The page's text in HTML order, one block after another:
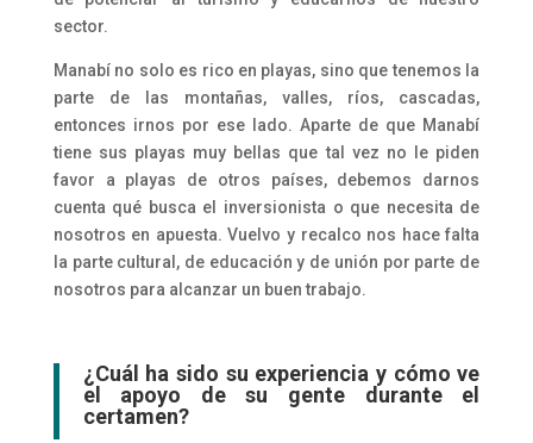
sector.
Manabí no solo es rico en playas, sino que tenemos la
parte de las montañas, valles, ríos, cascadas,
entonces irnos por ese lado. Aparte de que Manabí
tiene sus playas muy bellas que tal vez no le piden
favor a playas de otros países, debemos darnos
cuenta qué busca el inversionista o que necesita de
nosotros en apuesta. Vuelvo y recalco nos hace falta
la parte cultural, de educación y de unión por parte de
nosotros para alcanzar un buen trabajo.
¿Cuál ha sido su experiencia y cómo ve
el apoyo de su gente durante el
certamen?